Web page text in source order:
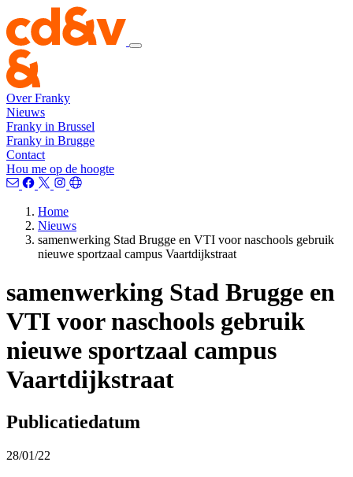
Over Franky
Nieuws
Franky in Brussel
Franky in Brugge
Contact
Hou me op de hoogte
Home
Nieuws
samenwerking Stad Brugge en VTI voor naschools gebruik
nieuwe sportzaal campus Vaartdijkstraat
samenwerking Stad Brugge en
VTI voor naschools gebruik
nieuwe sportzaal campus
Vaartdijkstraat
Publicatiedatum
28/01/22